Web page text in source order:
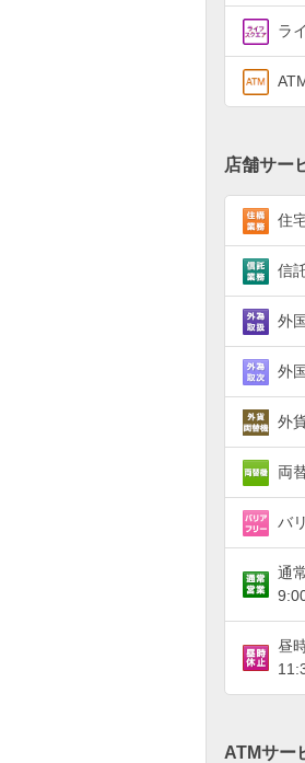
ラ
店舗サー
住
信
外
外
外
両
バ
通
昼
ATMサー